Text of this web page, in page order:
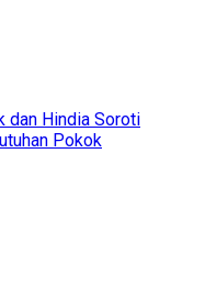
dan Hindia Soroti
Pokok